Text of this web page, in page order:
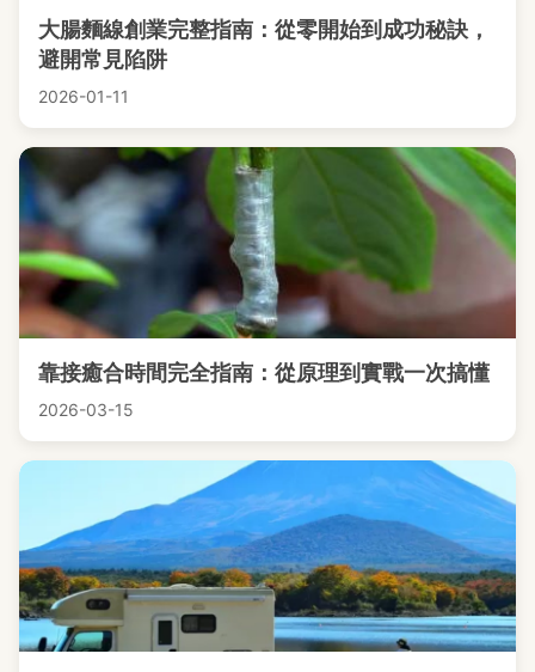
大腸麵線創業完整指南：從零開始到成功秘訣，
避開常見陷阱
2026-01-11
靠接癒合時間完全指南：從原理到實戰一次搞懂
2026-03-15